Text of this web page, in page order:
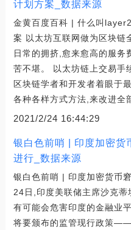
计划方案_数据来源
金黄百度百科 | 什么叫
案 以太坊互联网做为区块链
日常的拥挤,愈来愈高的服务
苦不堪。 以太坊链上交易手
区块链学者和开发者着眼于
各种各样方式方法,来改进全
2021/2/24 16:44:29
银白色前哨 | 印度加密货
进行_数据来源
银白色前哨 | 印度加密货币
24日,印度美联储主席沙克蒂
有可能会危害印度的金融业
将要颁布的监管现行政策